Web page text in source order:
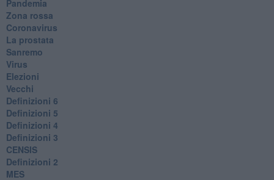
Pandemia
Zona rossa
Coronavirus
La prostata
Sanremo
Virus
Elezioni
Vecchi
Definizioni 6
Definizioni 5
Definizioni 4
Definizioni 3
CENSIS
​Definizioni 2
MES